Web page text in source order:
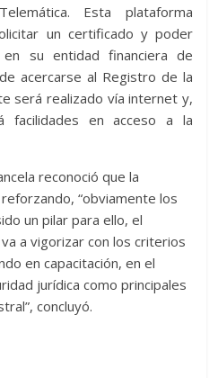
Esta plataforma
un certificado y poder
su entidad financiera de
acercarse al Registro de la
será realizado vía internet y,
facilidades en acceso a la
reconoció que la
“obviamente los
un pilar para ello, el
a vigorizar con los criterios
en capacitación, en el
jurídica como principales
concluyó.